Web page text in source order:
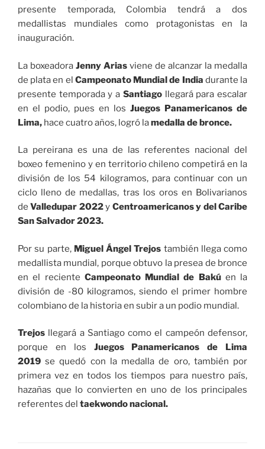
presente temporada, Colombia tendrá a dos
medallistas mundiales como protagonistas en la
inauguración.
La boxeadora Jenny Arias viene de alcanzar la medalla
de plata en el Campeonato Mundial de India durante la
presente temporada y a Santiago llegará para escalar
en el podio, pues en los Juegos Panamericanos de
Lima, hace cuatro años, logró lamedalla de bronce.
La pereirana es una de las referentes nacional del
boxeo femenino y en territorio chileno competirá en la
división de los 54 kilogramos, para continuar con un
ciclo lleno de medallas, tras los oros en Bolivarianos
deValledupar 2022y Centroamericanos y del Caribe
San Salvador 2023.
Por su parte, Miguel Ángel Trejos también llega como
medallista mundial, porque obtuvo la presea de bronce
en el reciente Campeonato Mundial de Bakú en la
división de -80 kilogramos, siendo el primer hombre
colombiano de la historia en subir a un podio mundial.
Trejos llegará a Santiago como el campeón defensor,
porque en los Juegos Panamericanos de Lima
2019 se quedó con la medalla de oro, también por
primera vez en todos los tiempos para nuestro país,
hazañas que lo convierten en uno de los principales
referentes del taekwondo nacional.